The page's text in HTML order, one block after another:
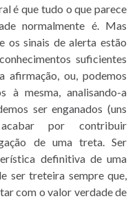
é que tudo o que parece
normalmente é. Mas
os sinais de alerta estão
suficientes
afirmação, ou, podemos
à mesma, analisando-a
ser enganados (uns
por contribuir
de uma treta. Ser
definitiva de uma
ser treteira sempre que,
com o valor verdade de